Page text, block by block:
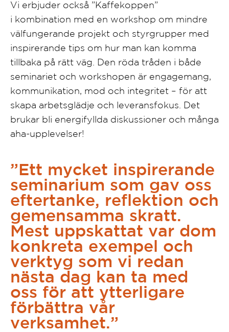
Vi erbjuder också ”Kaffekoppen”
i kombination med en workshop om mindre
välfungerande projekt och styrgrupper med
inspirerande tips om hur man kan komma
tillbaka på rätt väg. Den röda tråden i både
seminariet och workshopen är engagemang,
kommunikation, mod och integritet – för att
skapa arbetsglädje och leveransfokus. Det
brukar bli energifyllda diskussioner och många
aha-upplevelser!
”Ett mycket inspirerande
seminarium som gav oss
eftertanke, reflektion och
gemensamma skratt.
Mest uppskattat var dom
konkreta exempel och
verktyg som vi redan
nästa dag kan ta med
oss för att ytterligare
förbättra vår
verksamhet.”